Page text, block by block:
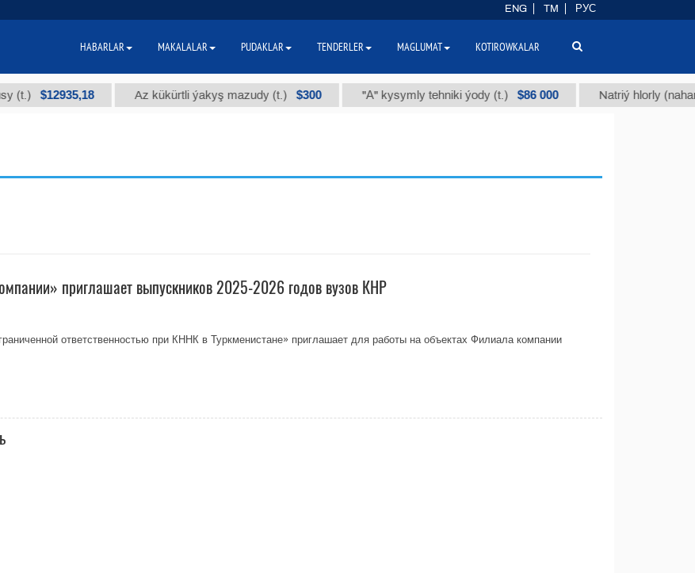
$12935,18 Az kükürtli ýakyş mazudy (t.) $300 "А" kysymly tehniki ýody (t.) $86 000 Natriý hlorly (nahar
приглашает выпускников 2025-2026 годов вузов КНР
ответственностью при КННК в Туркменистане» приглашает для работы на объектах Филиала компании
ENG TM РУС
HABARLAR MAKALALAR PUDAKLAR TENDERLER MAGLUMAT KOTIROWKALAR